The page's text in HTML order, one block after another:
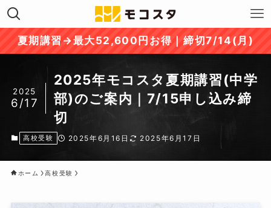
夏期講習→最大52,600円お得｜締切7/14(月)
2025年モコスタ夏期講習(中学
部)のご案内｜7/15申し込み締
切
2025
6/17
高校受験 2025年6月16日 2025年6月17日
ホーム 高校受験